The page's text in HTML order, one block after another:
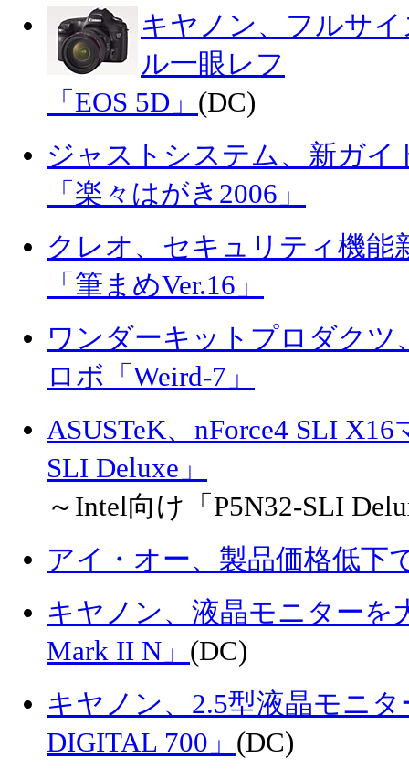
キヤノン、フルサ
ル一眼レフ
「EOS 5D」 (DC)
ジャストシステム、新ガイ
「楽々はがき2006」
クレオ、セキュリティ機能
「筆まめVer.16」
ワンダーキットプロダクツ
ロボ「Weird-7」
ASUSTeK、nForce4 SLI
SLI Deluxe」
～Intel向け「P5N32-SLI
アイ・オー、製品価格低下
キヤノン、液晶モニターを
Mark II N」 (DC)
キヤノン、2.5型液晶モニ
DIGITAL 700」 (DC)